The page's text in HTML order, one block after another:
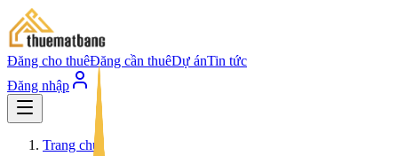
Đăng cho thuêĐăng cần thuêDự ánTin tức
Đăng nhập
Trang chủ